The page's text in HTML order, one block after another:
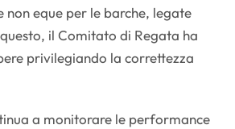
non eque per le barche, legate
il Comitato di Regata ha
privilegiando la correttezza
a monitorare le performance